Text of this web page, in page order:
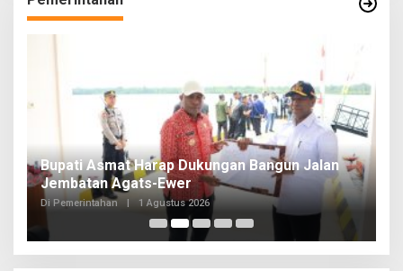
Bupati Asmat Harap Dukungan Bangun Jalan
Jembatan Agats-Ewer
Di Pemerintahan | 1 Agustus 2026